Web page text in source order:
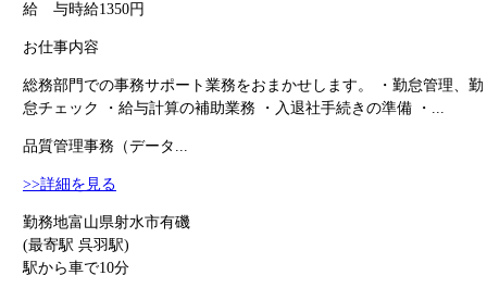
給 与時給1350円
お仕事内容
総務部門での事務サポート業務をおまかせします。 ・勤怠管理、勤
怠チェック ・給与計算の補助業務 ・入退社手続きの準備 ・...
品質管理事務（データ...
>>詳細を見る
勤務地富山県射水市有磯
(最寄駅 呉羽駅)
駅から車で10分